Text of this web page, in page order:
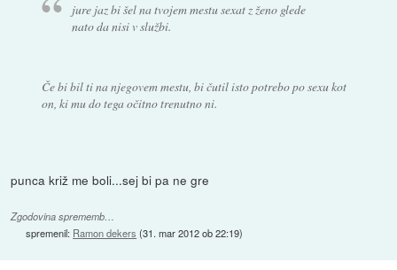
jure jaz bi šel na tvojem mestu sexat z ženo glede
nato da nisi v službi.
Če bi bil ti na njegovem mestu, bi čutil isto potrebo po sexu kot
on, ki mu do tega očitno trenutno ni.
punca križ me boli...sej bi pa ne gre
Zgodovina sprememb…
spremenil: Ramon dekers (31. mar 2012 ob 22:19)